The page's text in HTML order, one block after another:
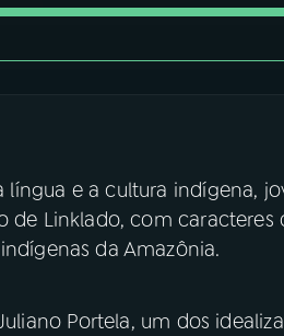
e a cultura indígena,
de Linklado, com caracteres
da Amazônia.
Portela, um dos